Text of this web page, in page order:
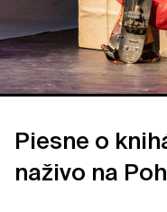
Piesne o
naživo na